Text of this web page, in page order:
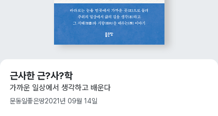
근사한 근?사?학
가까운 일상에서 생각하고 배운다
문동일좋은땅2021년 09월 14일